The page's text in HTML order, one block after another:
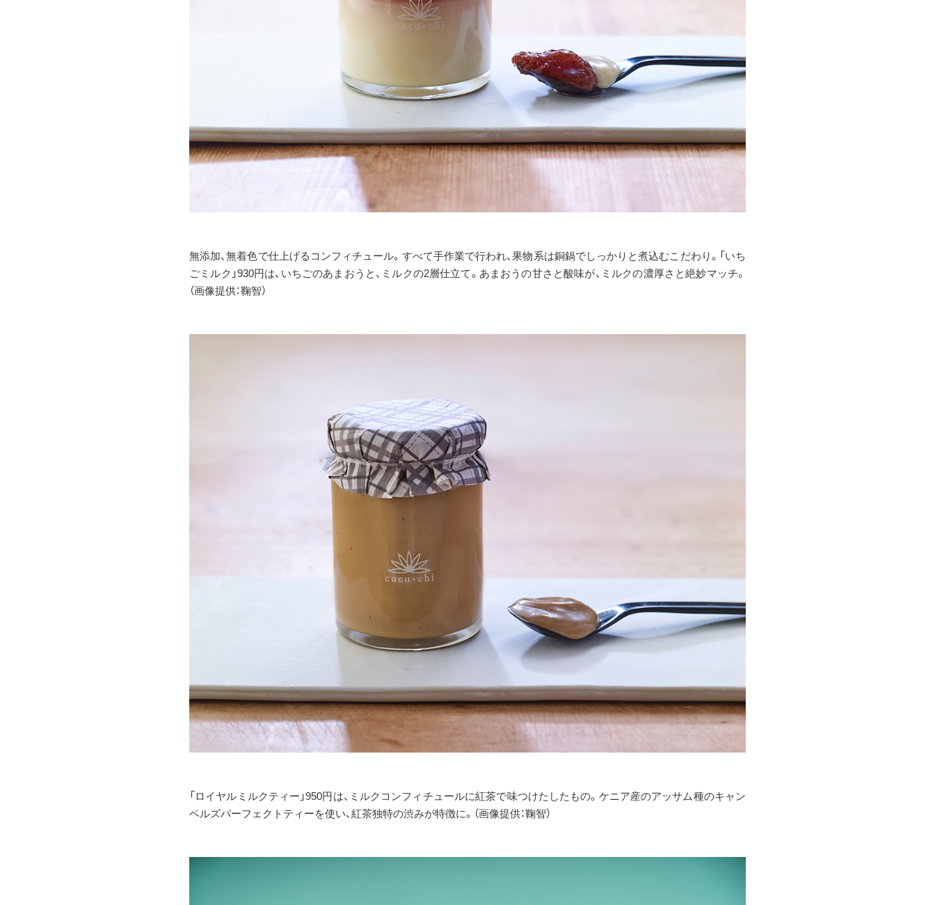
無添加、無着色で仕上げるコンフィチュール。すべて手作業で行われ、果物系は銅鍋でしっかりと煮込むこだわり。「いち
ごミルク」930円は、いちごのあまおうと、ミルクの2層仕立て。あまおうの甘さと酸味が、ミルクの濃厚さと絶妙マッチ。
（画像提供：鞠智）
「ロイヤルミルクティー」950円は、ミルクコンフィチュールに紅茶で味つけたしたもの。ケニア産のアッサム種のキャン
ベルズパーフェクトティーを使い、紅茶独特の渋みが特徴に。（画像提供：鞠智）